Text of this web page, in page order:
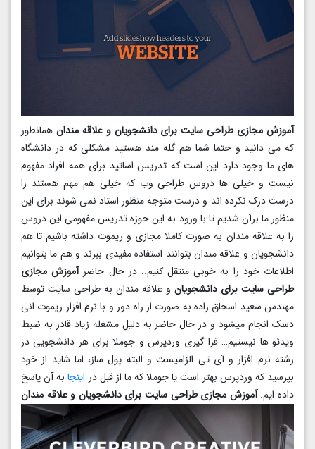
آموزش مجازی طراحی سایت برای دانشجویان و علاقه مندانهمانطور
که می دانید و حتما شما هم گله مند هستید مشکلی که در دانشگاه
های ما وجود دارد این است که تدریس اساتید برای همه افراد مفهوم
نیست و خیلی ها دروس طراحی وب که خیلی هم مهم هستند را
درست درک نکرده اند و درست متوجه منظور استاد نمی شوند برای این
منظور ما برآن شدیم تا با ورود به این حوزه تدریس مفهومی این دروس
را به علاقه مندان به صورت کاملا مجازی و ریموت داشته باشیم تا هم
دانشجویان و علاقه مندان بتوانند استفاده مفیدی ببرند و هم ما بتوانیم
اطلاعات خود را به خوبی منتقل کنیم.. در حال حاضر آموزش مجازی
طراحی سایت برای دانشجویانو علاقه مندان به طراحی سایت توسط
مهندس سعید اسحاق زاده به صورت از راه دور و با نرم افزار ریموت انی
دسک انجام میشود و در حال حاضر به دلیل مشغله زیاد قادر به ضبط
ویدئو ها نیستیم… فرا گیری وردپرس و جوملا برای هر دانشجویی در
رشته نرم افزار و آی تی الزامیست و البته پول ساز، اما شاید از خود
بپرسید که وردپرس بهتر است یا جوملا که ما از قبل در اینجابه آن پاسخ
داده ایم.آموزش مجازی طراحی سایت برای دانشجویان و علاقه مندان